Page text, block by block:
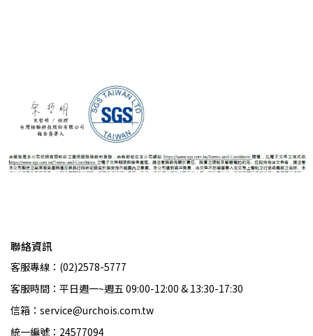
聯絡資訊
客服專線：(02)2578-5777
客服時間：平日週一~週五 09:00-12:00 & 13:30-17:30
信箱：service@urchois.com.tw
統一編號：24577094